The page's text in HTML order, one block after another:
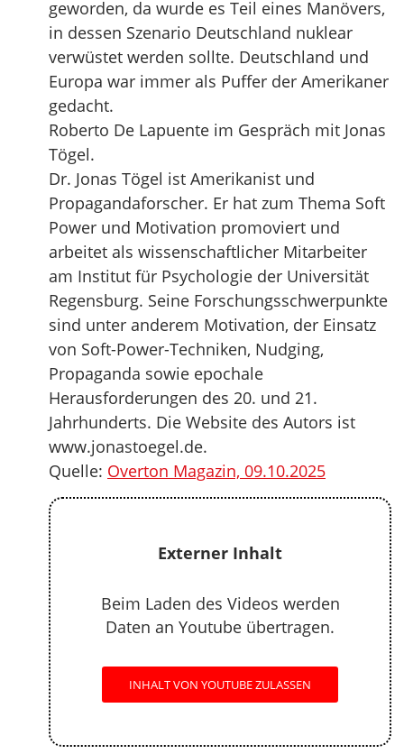
geworden, da wurde es Teil eines Manövers,
in dessen Szenario Deutschland nuklear
verwüstet werden sollte. Deutschland und
Europa war immer als Puffer der Amerikaner
gedacht.
Roberto De Lapuente im Gespräch mit Jonas
Tögel.
Dr. Jonas Tögel ist Amerikanist und
Propagandaforscher. Er hat zum Thema Soft
Power und Motivation promoviert und
arbeitet als wissenschaftlicher Mitarbeiter
am Institut für Psychologie der Universität
Regensburg. Seine Forschungsschwerpunkte
sind unter anderem Motivation, der Einsatz
von Soft-Power-Techniken, Nudging,
Propaganda sowie epochale
Herausforderungen des 20. und 21.
Jahrhunderts. Die Website des Autors ist
www.jonastoegel.de.
Quelle: Overton Magazin, 09.10.2025
Externer Inhalt
Beim Laden des Videos werden
Daten an Youtube übertragen.
INHALT VON YOUTUBE ZULASSEN